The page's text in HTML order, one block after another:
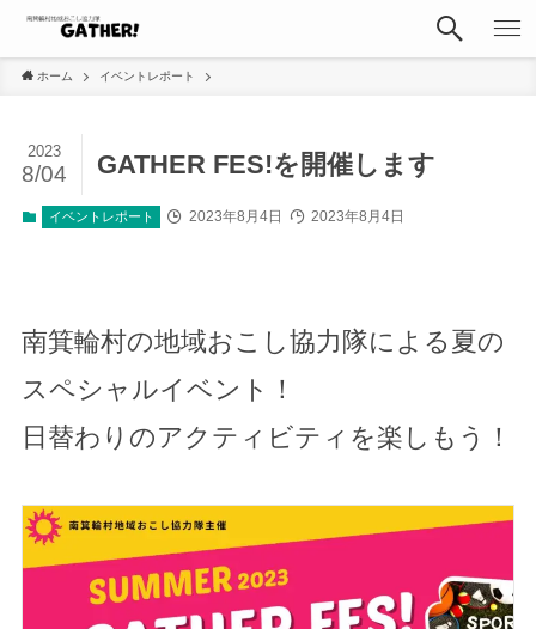
ホーム イベントレポート
GATHER FES!を開催します
2023
8/04
イベントレポート 2023年8月4日 2023年8月4日
南箕輪村の地域おこし協力隊による夏の
スペシャルイベント！
日替わりのアクティビティを楽しもう！